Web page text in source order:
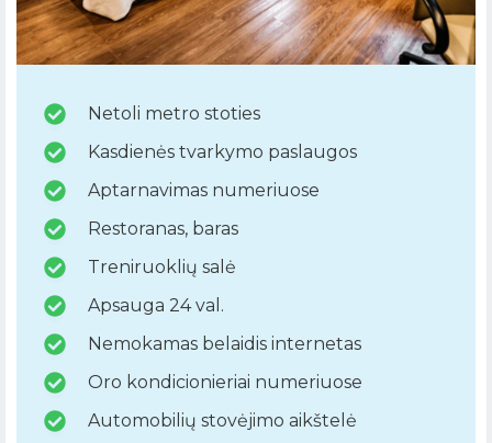
Netoli metro stoties
Kasdienės tvarkymo paslaugos
Aptarnavimas numeriuose
Restoranas, baras
Treniruoklių salė
Apsauga 24 val.
Nemokamas belaidis internetas
Oro kondicionieriai numeriuose
Automobilių stovėjimo aikštelė